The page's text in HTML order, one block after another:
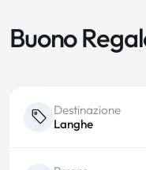
Buono
Destinazione
Langhe